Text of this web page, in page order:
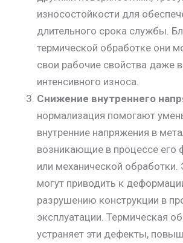
износостойкости для
длительного срока службы.
термической обработке они
свои рабочие свойства даже
интенсивного износа.
Снижение внутреннего
нормализация помогают
внутренние напряжения в
возникающие в процессе его
или механической обработки.
могут приводить к
разрушению конструкции в
эксплуатации. Термическая
устраняет эти дефекты,